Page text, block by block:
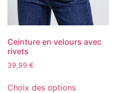
Ceinture en velours avec
rivets
39,99 €
Choix des options